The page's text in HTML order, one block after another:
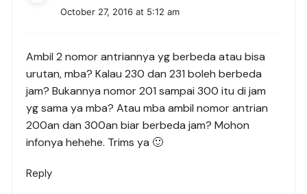
October 27, 2016 at 5:12 am
Ambil 2 nomor antriannya yg berbeda atau bisa
urutan, mba? Kalau 230 dan 231 boleh berbeda
jam? Bukannya nomor 201 sampai 300 itu di jam
yg sama ya mba? Atau mba ambil nomor antrian
200an dan 300an biar berbeda jam? Mohon
infonya hehehe. Trims ya 🙂
Reply